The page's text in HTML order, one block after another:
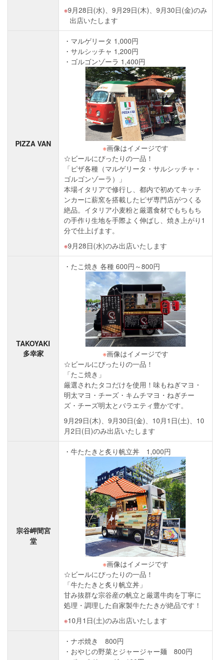
9月28日(水)、9月29日(木)、9月30日(金)のみ
出店いたします
PIZZA VAN
マルゲリータ 1,000円
サルシッチャ 1,200円
ゴルゴンゾーラ 1,400円
※画像はイメージです
☆ビールにぴったりの一品！
「ピザ各種（マルゲリータ・サルシッチャ・
ゴルゴンゾーラ）」
本場イタリアで修行し、都内で初めてキッチ
ンカーに薪窯を搭載したピザ専門店がつくる
絶品。イタリア小麦粉と厳選食材でもちもち
の手作り生地を手際よく伸ばし、焼き上がり1
分で仕上げます。
9月28日(水)のみ出店いたします
TAKOYAKI
多幸家
たこ焼き 各種 600円～800円
※画像はイメージです
☆ビールにぴったりの一品！
「たこ焼き」
厳選されたタコだけを使用！味もねぎマヨ・
明太マヨ・チーズ・キムチマヨ・ねぎチー
ズ・チーズ明太とバラエティ豊かです。
9月29日(木)、9月30日(金)、10月1日(土)、10
月2日(日)のみ出店いたします
宗谷岬間宮
堂
牛たたきと炙り帆立丼 1,000円
※画像はイメージです
☆ビールにぴったりの一品！
「牛たたきと炙り帆立丼」
甘み抜群な宗谷産の帆立と厳選牛肉を丁寧に
処理・調理した自家製牛たたきが絶品です！
10月1日(土)のみ出店いたします
ナポ焼き 800円
おやじの野菜とジャージャー麺 800円